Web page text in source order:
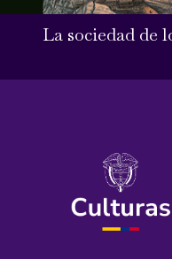
La sociedad de